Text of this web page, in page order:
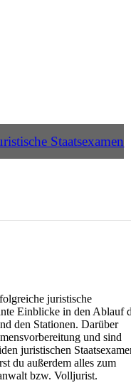
Staatsexamen
juristische
Einblicke in den Ablauf
den Stationen. Darüber
und sind
juristischen
du außerdem alles zum
bzw. Volljurist.